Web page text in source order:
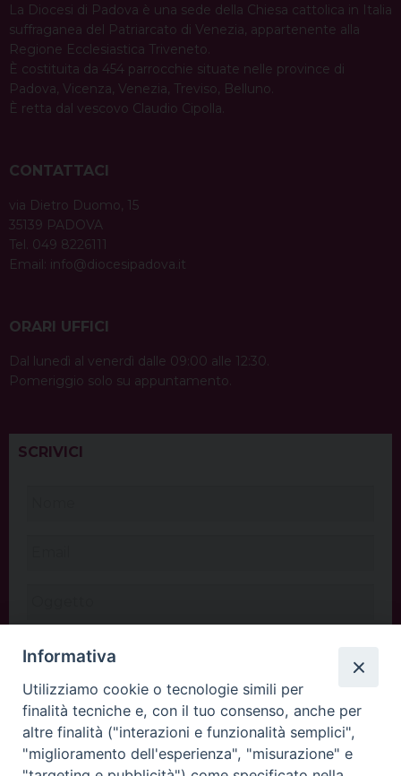
La Diocesi di Padova è una sede della Chiesa cattolica in Italia
suffraganea del Patriarcato di Venezia, appartenente alla
Regione Ecclesiastica Triveneto.
È costituita da 454 parrocchie situate nelle province di
Padova, Vicenza, Venezia, Treviso, Belluno.
È retta dal vescovo Claudio Cipolla.
CONTATTACI
via Dietro Duomo, 15
35139 PADOVA
Tel. 049 8226111
Email: info@diocesipadova.it
ORARI UFFICI
Dal lunedì al venerdì dalle 09:00 alle 12:30.
Pomeriggio solo su appuntamento.
SCRIVICI
Informativa
Utilizziamo cookie o tecnologie simili per
finalità tecniche e, con il tuo consenso, anche per
altre finalità ("interazioni e funzionalità semplici",
"miglioramento dell'esperienza", "misurazione" e